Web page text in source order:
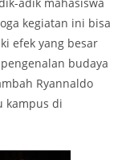
kegiatan ini bisa
efek yang besar
budaya
Ryannaldo
kampus di